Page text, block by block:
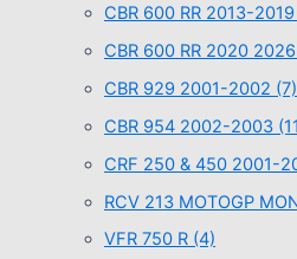
CBR 600 RR 2013-2019
CBR 600 RR 2020 2026
CBR 929 2001-2002 (7)
CBR 954 2002-2003
CRF 250 & 450 2001-
RCV 213 MOTOGP
VFR 750 R (4)